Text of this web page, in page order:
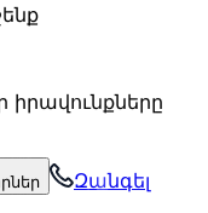
իրավունքները
Զանգել